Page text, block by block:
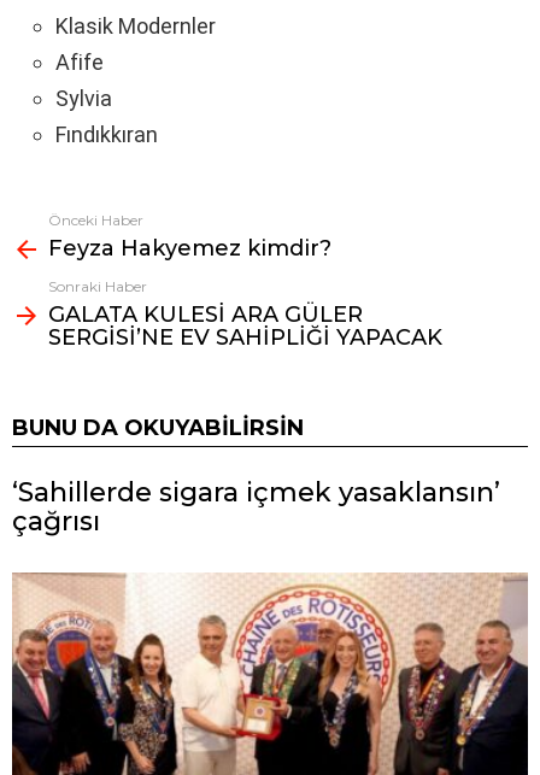
Klasik Modernler
Afife
Sylvia
Fındıkkıran
Fazlasına
bak
Önceki Haber
Feyza Hakyemez kimdir?
Sonraki Haber
GALATA KULESİ ARA GÜLER
SERGİSİ’NE EV SAHİPLİĞİ YAPACAK
BUNU DA OKUYABILIRSIN
‘Sahillerde sigara içmek yasaklansın’
çağrısı